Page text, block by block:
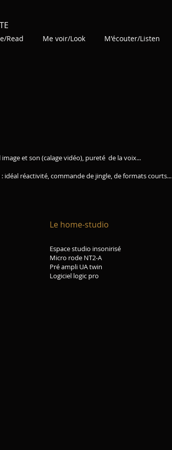
Read Me voir/Look M'écouter/Listen
son (calage vidéo), pureté de la voix...
commande de jingle, de formats courts...
Le home-studio
Espace studio insonirisé
Micro rode NT2-A
Pré ampli UA twin
Logiciel logic pro